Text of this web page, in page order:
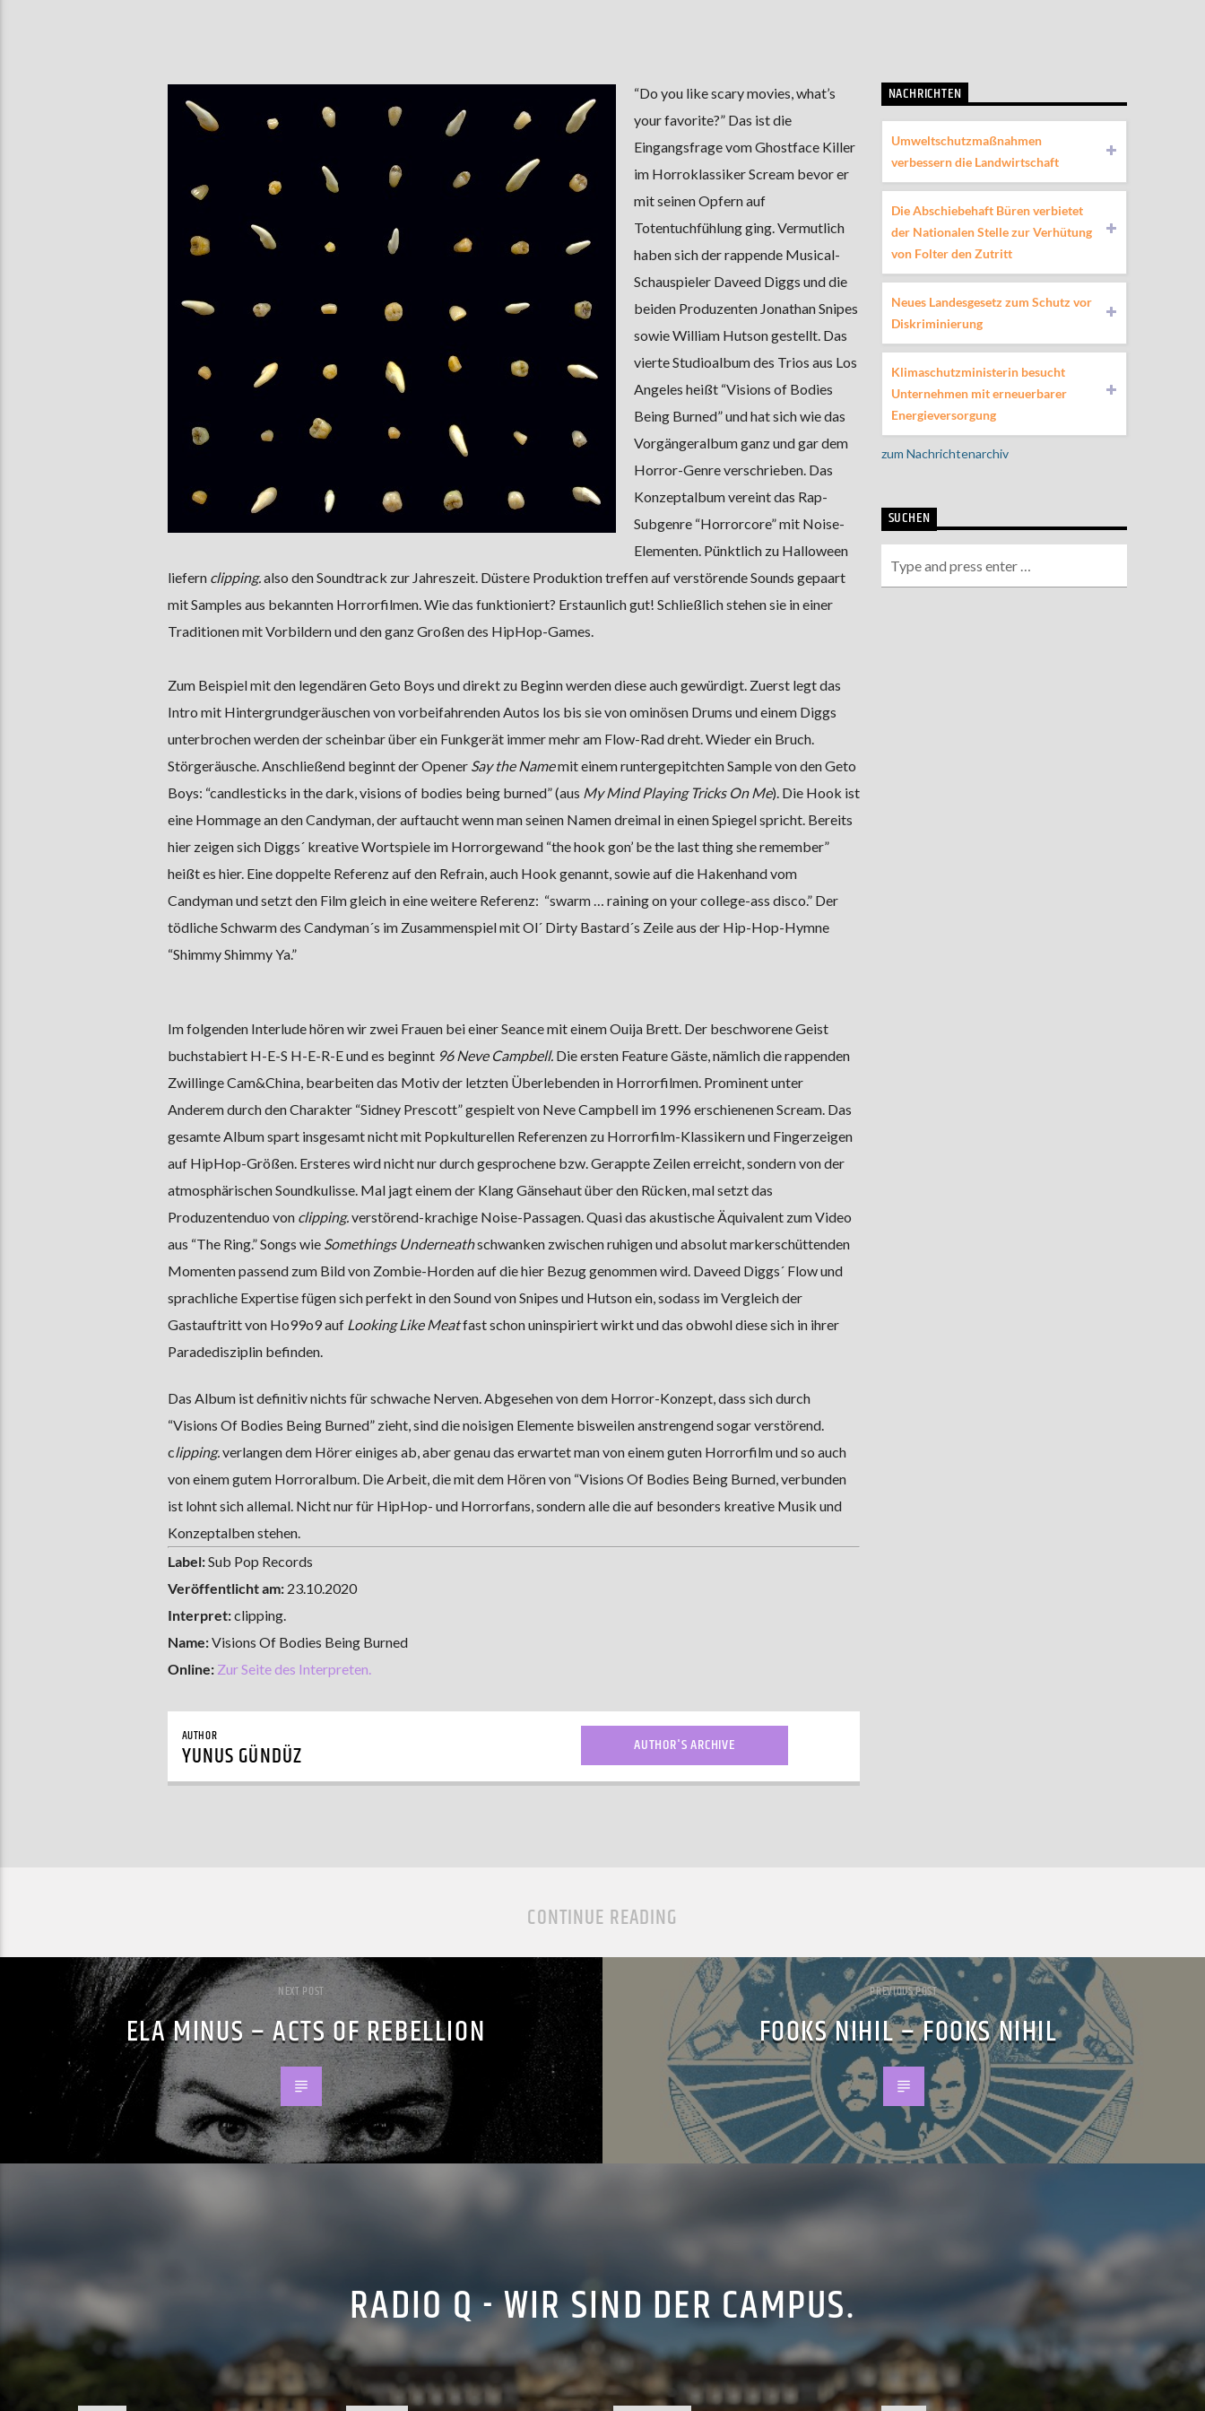
“Do you like scary movies, what’s
your favorite?” Das ist die
Eingangsfrage vom Ghostface Killer
im Horroklassiker Scream bevor er
mit seinen Opfern auf
Totentuchfühlung ging. Vermutlich
haben sich der rappende Musical-
Schauspieler Daveed Diggs und die
beiden Produzenten Jonathan Snipes
sowie William Hutson gestellt. Das
vierte Studioalbum des Trios aus Los
Angeles heißt “Visions of Bodies
Being Burned” und hat sich wie das
Vorgängeralbum ganz und gar dem
Horror-Genre verschrieben. Das
Konzeptalbum vereint das Rap-
Subgenre “Horrorcore” mit Noise-
Elementen. Pünktlich zu Halloween
liefern clipping.also den Soundtrack zur Jahreszeit. Düstere Produktion treffen auf verstörende Sounds gepaart
mit Samples aus bekannten Horrorfilmen. Wie das funktioniert? Erstaunlich gut! Schließlich stehen sie in einer
Traditionen mit Vorbildern und den ganz Großen des HipHop-Games.
Zum Beispiel mit den legendären Geto Boys und direkt zu Beginn werden diese auch gewürdigt. Zuerst legt das
Intro mit Hintergrundgeräuschen von vorbeifahrenden Autos los bis sie von ominösen Drums und einem Diggs
unterbrochen werden der scheinbar über ein Funkgerät immer mehr am Flow-Rad dreht. Wieder ein Bruch.
Störgeräusche. Anschließend beginnt der Opener Say the Namemit einem runtergepitchten Sample von den Geto
Boys: “candlesticks in the dark, visions of bodies being burned” (aus My Mind Playing Tricks On Me). Die Hook ist
eine Hommage an den Candyman, der auftaucht wenn man seinen Namen dreimal in einen Spiegel spricht. Bereits
hier zeigen sich Diggs´ kreative Wortspiele im Horrorgewand “the hook gon’ be the last thing she remember”
heißt es hier. Eine doppelte Referenz auf den Refrain, auch Hook genannt, sowie auf die Hakenhand vom
Candyman und setzt den Film gleich in eine weitere Referenz: “swarm … raining on your college-ass disco.” Der
tödliche Schwarm des Candyman´s im Zusammenspiel mit Ol´ Dirty Bastard´s Zeile aus der Hip-Hop-Hymne
“Shimmy Shimmy Ya.”
Im folgenden Interlude hören wir zwei Frauen bei einer Seance mit einem Ouija Brett. Der beschworene Geist
buchstabiert H-E-S H-E-R-E und es beginnt 96 Neve Campbell. Die ersten Feature Gäste, nämlich die rappenden
Zwillinge Cam&China, bearbeiten das Motiv der letzten Überlebenden in Horrorfilmen. Prominent unter
Anderem durch den Charakter “Sidney Prescott” gespielt von Neve Campbell im 1996 erschienenen Scream. Das
gesamte Album spart insgesamt nicht mit Popkulturellen Referenzen zu Horrorfilm-Klassikern und Fingerzeigen
auf HipHop-Größen. Ersteres wird nicht nur durch gesprochene bzw. Gerappte Zeilen erreicht, sondern von der
atmosphärischen Soundkulisse. Mal jagt einem der Klang Gänsehaut über den Rücken, mal setzt das
Produzentenduo von clipping. verstörend-krachige Noise-Passagen. Quasi das akustische Äquivalent zum Video
aus “The Ring.” Songs wie Somethings Underneathschwanken zwischen ruhigen und absolut markerschüttenden
Momenten passend zum Bild von Zombie-Horden auf die hier Bezug genommen wird. Daveed Diggs´ Flow und
sprachliche Expertise fügen sich perfekt in den Sound von Snipes und Hutson ein, sodass im Vergleich der
Gastauftritt von Ho99o9 auf Looking Like Meatfast schon uninspiriert wirkt und das obwohl diese sich in ihrer
Paradedisziplin befinden.
Das Album ist definitiv nichts für schwache Nerven. Abgesehen von dem Horror-Konzept, dass sich durch
“Visions Of Bodies Being Burned” zieht, sind die noisigen Elemente bisweilen anstrengend sogar verstörend.
clipping.verlangen dem Hörer einiges ab, aber genau das erwartet man von einem guten Horrorfilm und so auch
von einem gutem Horroralbum. Die Arbeit, die mit dem Hören von “Visions Of Bodies Being Burned, verbunden
ist lohnt sich allemal. Nicht nur für HipHop- und Horrorfans, sondern alle die auf besonders kreative Musik und
Konzeptalben stehen.
Label:Sub Pop Records
Veröffentlicht am: 23.10.2020
Interpret:clipping.
Name:Visions Of Bodies Being Burned
Online: Zur Seite des Interpreten.
AUTHOR
YUNUS GÜNDÜZ AUTHOR'S ARCHIVE
NACHRICHTEN
Umweltschutzmaßnahmen
verbessern die Landwirtschaft
Die Abschiebehaft Büren verbietet
der Nationalen Stelle zur Verhütung
von Folter den Zutritt
Neues Landesgesetz zum Schutz vor
Diskriminierung
Klimaschutzministerin besucht
Unternehmen mit erneuerbarer
Energieversorgung
zum Nachrichtenarchiv
SUCHEN
CONTINUE READING
NEXT POST
ELA MINUS – ACTS OF REBELLION
PREVIOUS POST
FOOKS NIHIL – FOOKS NIHIL
RADIO Q - WIR SIND DER CAMPUS.